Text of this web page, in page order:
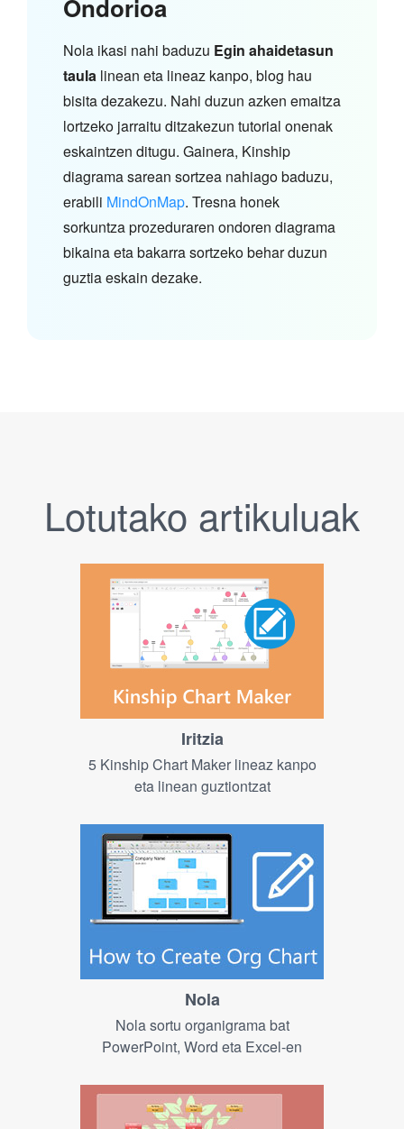
Ondorioa
Nola ikasi nahi baduzu Egin ahaidetasun
taula linean eta lineaz kanpo, blog hau
bisita dezakezu. Nahi duzun azken emaitza
lortzeko jarraitu ditzakezun tutorial onenak
eskaintzen ditugu. Gainera, Kinship
diagrama sarean sortzea nahiago baduzu,
erabili MindOnMap. Tresna honek
sorkuntza prozeduraren ondoren diagrama
bikaina eta bakarra sortzeko behar duzun
guztia eskain dezake.
Lotutako artikuluak
Iritzia
5 Kinship Chart Maker lineaz kanpo
eta linean guztiontzat
Nola
Nola sortu organigrama bat
PowerPoint, Word eta Excel-en